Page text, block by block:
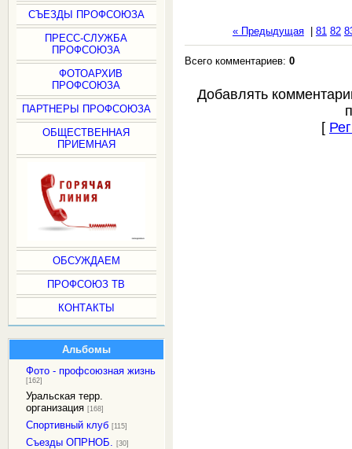
СЪЕЗДЫ ПРОФСОЮЗА
ПРЕСС-СЛУЖБА
ПРОФСОЮЗА
ФОТОАРХИВ
ПРОФСОЮЗА
ПАРТНЕРЫ ПРОФСОЮЗА
ОБЩЕСТВЕННАЯ
ПРИЕМНАЯ
ОБСУЖДАЕМ
ПРОФСОЮЗ ТВ
КОНТАКТЫ
Альбомы
Фото - профсоюзная жизнь
[162]
Уральская терр.
организация [168]
Спортивный клуб [115]
Съезды ОПРНОБ. [30]
« Предыдущая| 81 82
Всего комментариев:0
Добавлять
[